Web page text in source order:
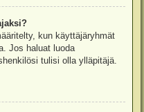
kun käyttäjäryhmät
Jos haluat luoda
tulisi olla ylläpitäjä.